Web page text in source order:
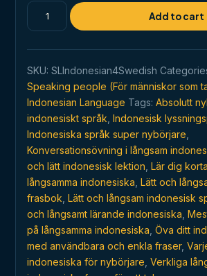
rating
Den
långsamma
för
nybörjare
quantity
Add to cart
SKU: SLIndonesian4Swedish
Speaking people (För människor som
Indonesian Language Tags: Absolutt
indonesiskt språk Indonesisk
Indonesiska språk super nybörjare
Konversationsövning i långsam
och lätt indonesisk lektion Lär dig
långsamma indonesiska Lätt och
frasbok Lätt och långsam indonesisk
och långsamt lärande indonesiska
på långsamma indonesiska Öva ditt
med användbara och enkla fraser,
indonesiska för nybörjare Verkliga